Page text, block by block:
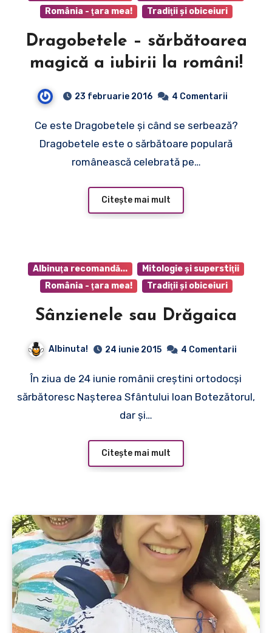
România - ţara mea!
Tradiţii şi obiceiuri
Dragobetele – sărbătoarea
magică a iubirii la români!
23 februarie 2016 4 Comentarii
Ce este Dragobetele şi când se serbează?
Dragobetele este o sărbătoare populară
românească celebrată pe…
Citește mai mult
Albinuţa recomandă...
Mitologie şi superstiţii
România - ţara mea!
Tradiţii şi obiceiuri
Sânzienele sau Drăgaica
Albinuta! 24 iunie 2015 4 Comentarii
În ziua de 24 iunie românii creştini ortodocşi
sărbătoresc Naşterea Sfântului Ioan Botezătorul,
dar şi…
Citește mai mult